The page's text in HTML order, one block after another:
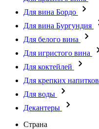
Для вина Бордо
Для вина Бургундия
Для белого вина
Для игристого вина
Для коктейлей
Для крепких напитков
Для воды
Декантеры
Страна